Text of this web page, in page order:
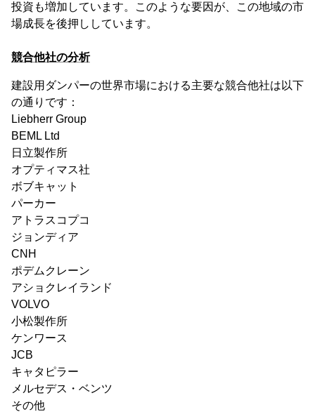
投資も増加しています。このような要因が、この地域の市
場成長を後押ししています。
競合他社の分析
建設用ダンパーの世界市場における主要な競合他社は以下
の通りです：
Liebherr Group
BEML Ltd
日立製作所
オプティマス社
ボブキャット
パーカー
アトラスコプコ
ジョンディア
CNH
ポデムクレーン
アショクレイランド
VOLVO
小松製作所
ケンワース
JCB
キャタピラー
メルセデス・ベンツ
その他